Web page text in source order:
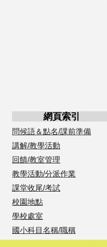
網頁索引
問候語＆點名/課前準備
講解/教學活動
回饋/教室管理
教學活動/分派作業
課堂收尾/考試
校園地點
學校處室
國小科目名稱/職稱